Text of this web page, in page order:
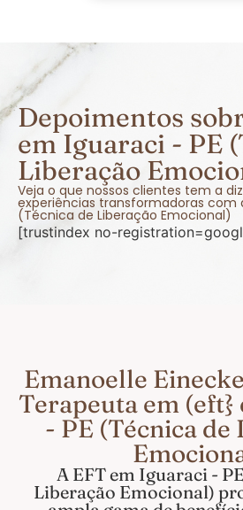
Depoimentos
em Iguaraci - PE
Liberação
Veja o que nossos clientes tem a
experiências transformadoras com
(Técnica de Liberação Emocional)
[trustindex no-
Emanoelle
Terapeuta em (eft}
- PE (Técnica de
A EFT em Iguaraci -
Liberação Emocional)